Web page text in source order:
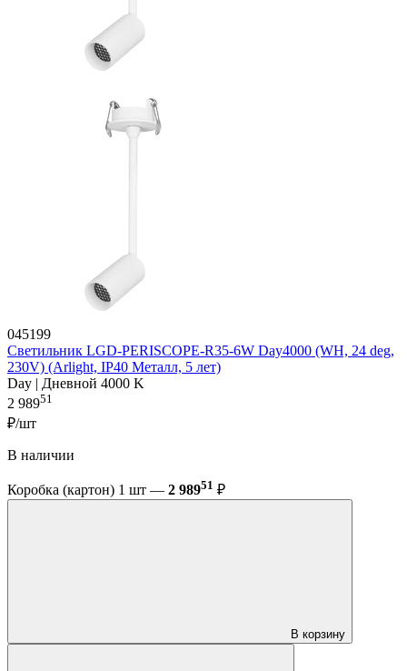
045199
Светильник LGD-PERISCOPE-R35-6W Day4000 (WH, 24 deg,
230V) (Arlight, IP40 Металл, 5 лет)
Day | Дневной 4000 K
2 98951
₽/шт
В наличии
Коробка (картон) 1 шт — 2 98951 ₽
В корзину